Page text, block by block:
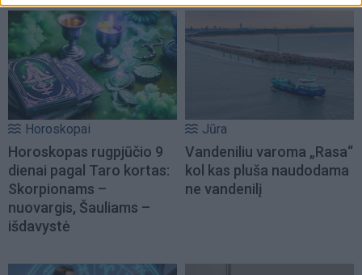
Horoskopai
Horoskopas rugpjūčio 9
dienai pagal Taro kortas:
Skorpionams –
nuovargis, Šauliams –
išdavystė
Jūra
Vandeniliu varoma „Rasa“
kol kas pluša naudodama
ne vandenilį